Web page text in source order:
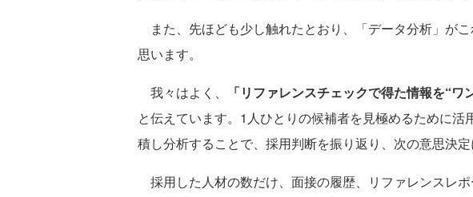
また、先ほども少し触れたとおり、「データ分析」が
思います。
我々はよく、
「リファレンスチェックで得た情報を“ワ
と伝えています。1人ひとりの候補者を見極めるために
積し分析することで、採用判断を振り返り、次の意思決定
採用した人材の数だけ、面接の履歴、リファレンスレ